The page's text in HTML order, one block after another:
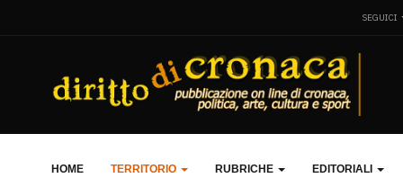
SEGUICI
HOME TERRITORIO RUBRICHE EDITORIALI